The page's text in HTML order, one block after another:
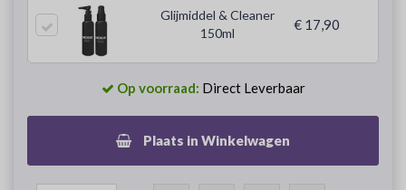
Glijmiddel & Cleaner
150ml
€ 17,90
Op voorraad: Direct Leverbaar
Plaats in Winkelwagen